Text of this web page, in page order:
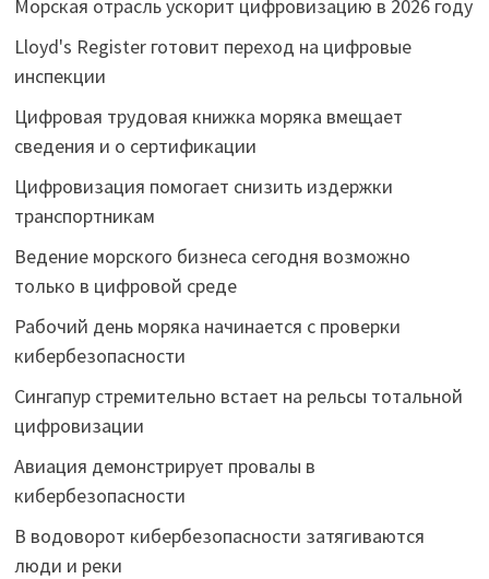
Морская отрасль ускорит цифровизацию в 2026 году
Lloyd's Register готовит переход на цифровые
инспекции
Цифровая трудовая книжка моряка вмещает
сведения и о сертификации
Цифровизация помогает снизить издержки
транспортникам
Ведение морского бизнеса сегодня возможно
только в цифровой среде
Рабочий день моряка начинается с проверки
кибербезопасности
Сингапур стремительно встает на рельсы тотальной
цифровизации
Авиация демонстрирует провалы в
кибербезопасности
В водоворот кибербезопасности затягиваются
люди и реки